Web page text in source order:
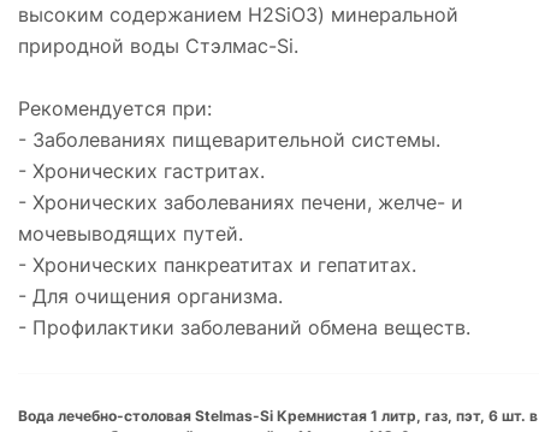
высоким содержанием H2SiO3) минеральной
природной воды Стэлмас-Si.
Рекомендуется при:
- Заболеваниях пищеварительной системы.
- Хронических гастритах.
- Хронических заболеваниях печени, желче- и
мочевыводящих путей.
- Хронических панкреатитах и гепатитах.
- Для очищения организма.
- Профилактики заболеваний обмена веществ.
Вода лечебно-столовая Stelmas-Si Кремнистая 1 литр, газ, пэт, 6 шт. в